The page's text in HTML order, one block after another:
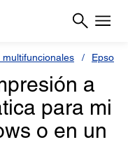
Epson
a
para mi
o en un